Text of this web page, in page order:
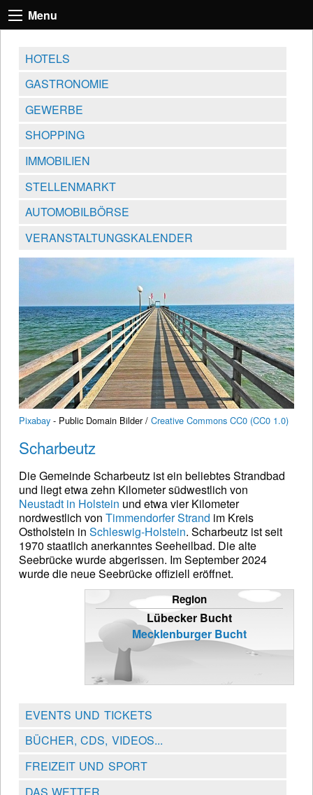
Menu
HOTELS
GASTRONOMIE
GEWERBE
SHOPPING
IMMOBILIEN
STELLENMARKT
AUTOMOBILBÖRSE
VERANSTALTUNGSKALENDER
Pixabay - Public Domain Bilder / Creative Commons CC0 (CC0 1.0)
Scharbeutz
Die Gemeinde Scharbeutz ist ein beliebtes Strandbad
und liegt etwa zehn Kilometer südwestlich von
Neustadt in Holstein und etwa vier Kilometer
nordwestlich von Timmendorfer Strand im Kreis
Ostholstein in Schleswig-Holstein. Scharbeutz ist seit
1970 staatlich anerkanntes Seeheilbad. Die alte
Seebrücke wurde abgerissen. Im September 2024
wurde die neue Seebrücke offiziell eröffnet.
Region
Lübecker Bucht
Mecklenburger Bucht
EVENTS UND TICKETS
BÜCHER, CDS, VIDEOS...
FREIZEIT UND SPORT
DAS WETTER